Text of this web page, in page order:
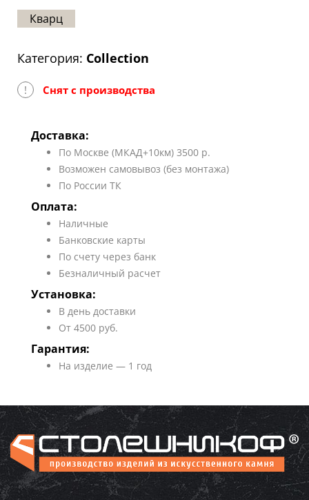
Карта
Кварц
Категория: Collection
! Снят с производства
Доставка:
По Москве (МКАД+10км) 3500 р.
Возможен самовывоз (без монтажа)
По России ТК
Оплата:
Наличные
Банковские карты
По счету через банк
Безналичный расчет
Установка:
В день доставки
От 4500 руб.
Гарантия:
На изделие — 1 год